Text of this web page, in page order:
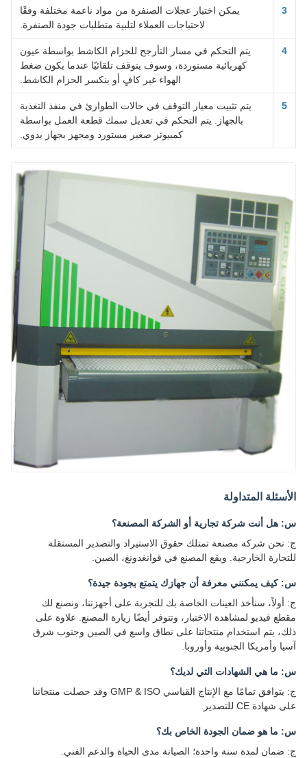
3
يمكن اختيار عجلات الصنفرة من مواد ناعمة مختلفة وفقًا
لاحتياجات العملاء لتلبية متطلبات جودة الصنفرة.
4
يتم التحكم في مسار التأرجح للحزام الكاشط بواسطة عيون
كهربائية مستوردة، وسوف يتوقف تلقائيًا عندما يكون ضغط
الهواء غير كافٍ أو ينكسر الحزام الكاشط.
5
يتم تثبيت معيار التوقف في حالات الطوارئ في منفذ التغذية
بالجهاز. يتم التحكم في تعديل سمك قطعة العمل بواسطة
كمبيوتر صغير مستورد ومجهز بجهاز يدوي.
الأسئلة المتداولة
س: هل أنت شركة تجارية أو الشركة المصنعة؟
ج: نحن شركة مصنعة تمتلك حقوق الاستيراد والتصدير المستقلة
للتجارة الخارجية. ويقع المصنع في قوانغدونغ، الصين.
س: كيف يمكنني معرفة أن جهازك يتمتع بجودة جيدة؟
ج: أولاً، سنأخذ العينات الخاصة بك للتجربة على أجهزتنا، ونصنع لك
مقطع فيديو لمشاهدة الاختبار، وتتوفر أيضًا زيارة المصنع. علاوة على
ذلك، يتم استخدام منتجاتنا على نطاق واسع في الصين وجنوب شرق
آسيا وأمريكا الجنوبية وأوروبا.
س: ما هي الشهادات التي لديك؟
ج: يتوافق تمامًا مع الإنتاج القياسي GMP & ISO وقد حصلت منتجاتنا
على شهادة CE للتصدير.
س: ما هو ضمان الجودة الخاص بك؟
ج: ضمان لمدة سنة واحدة؛ الصيانة مدى الحياة والدعم الفني.